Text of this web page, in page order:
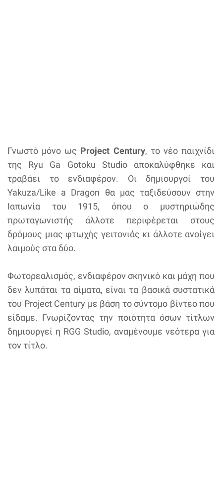
Γνωστό μόνο ως Project Century, το νέο παιχνίδι
της Ryu Ga Gotoku Studio αποκαλύφθηκε και
τραβάει το ενδιαφέρον. Οι δημιουργοί του
Yakuza/Like a Dragon θα μας ταξιδεύσουν στην
Ιαπωνία του 1915, όπου ο μυστηριώδης
πρωταγωνιστής άλλοτε περιφέρεται στους
δρόμους μιας φτωχής γειτονιάς κι άλλοτε ανοίγει
λαιμούς στα δύο.
Φωτορεαλισμός, ενδιαφέρον σκηνικό και μάχη που
δεν λυπάται τα αίματα, είναι τα βασικά συστατικά
του Project Century με βάση το σύντομο βίντεο που
είδαμε. Γνωρίζοντας την ποιότητα όσων τίτλων
δημιουργεί η RGG Studio, αναμένουμε νεότερα για
τον τίτλο.